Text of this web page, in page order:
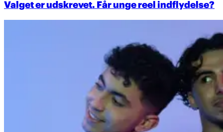
Valget er udskrevet. Får unge reel indflydelse?